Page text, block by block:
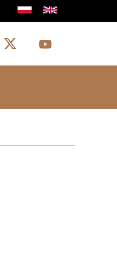
Twitter
Image
Youtube
Image